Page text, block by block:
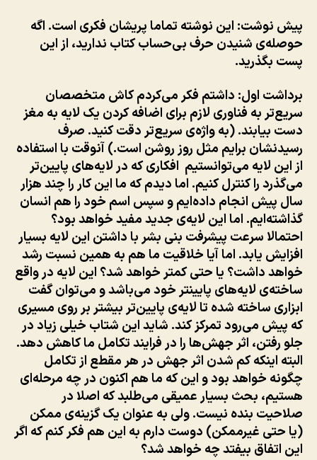
در
فرایند
تکامل
پیش نوشت: این نوشته تماما پریشان فکری است. اگه
حوصله‌ی شنیدن حرف بی‌حساب کتاب ندارید، از این
پست بگذرید.
برداشت اول: داشتم فکر می‌کردم کاش متخصصان
سریع‌تربه فناوری لازم برای اضافه کردن یک لایه به مغز
دست بیابند. (به واژه‌ی سریع‌تر دقت کنید. صرف
رسیدنشان برایم مثل روز روشن است.) آنوقت با استفاده
از این لایه می‌توانستیم افکاری که در لایه‌های پایین‌تر
می‌گذرد را کنترل کنیم. اما دیدم که ما این کار را چند هزار
سال پیش انجام داده‌ایم و سپس اسم خود را هم انسان
گذاشته‌ایم. اما این لایه‌ی جدید مفید خواهد بود؟
احتمالا سرعت پیشرفت بنی بشر با داشتن این لایه بسیار
افزایش یابد. اما آیا خلاقیت ما هم به همین نسبت رشد
خواهد داشت؟ یا حتی کمتر خواهد شد؟ این لایه در واقع
ساخته‌ی لایه‌های پایینتر خود می‌باشد و می‌توان گفت
ابزاری ساخته شده تا لایه‌ی پایین‌تر بیشتر بر روی مسیری
که پیش می‌رود تمرکز کند. شاید این شتاب خیلی زیاد در
جلو رفتن، اثر جهش‌ها را در فرایند تکامل ما کاهش دهد.
البته اینکه کم شدن اثر جهش در هر مقطع از تکامل
چگونه خواهد بود و این که ما هم اکنون در چه مرحله‌ای
هستیم، بحث بسیار عمیقی می‌طلبد که اصلا در
صلاحیت بنده نیست. ولی به عنوان یک گزینه‌ی ممکن
(یا حتی غیرممکن) دوست دارم به این هم فکر کنم که اگر
این اتفاق بیفتد چه خواهد شد؟